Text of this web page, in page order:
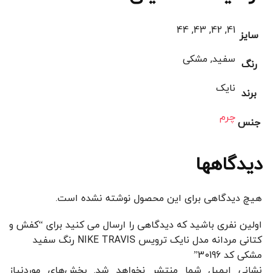
سایز 41, 42, 43, 44
رنگ سفید, مشکی
برند نایک
جنسچرم
دیدگاهها
هیچ دیدگاهی برای این محصول نوشته نشده است.
اولین نفری باشید که دیدگاهی را ارسال می کنید برای “کفش و
کتانی مردانه مدل نایک ترویس NIKE TRAVIS رنگ سفید
مشکی کد 30196”